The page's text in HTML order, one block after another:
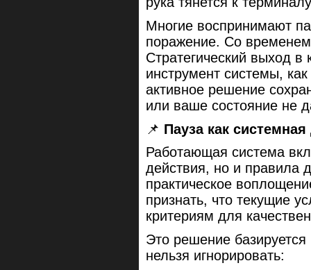
Многие воспринимают
поражение. Со
Стратегический выход
инструмент системы,
активное решение
или ваше состояние не
📌 Пауза как
Работающая система
действия, но и правила
практическое
признать, что текущие
критериям для
Это решение
нельзя игнорировать: